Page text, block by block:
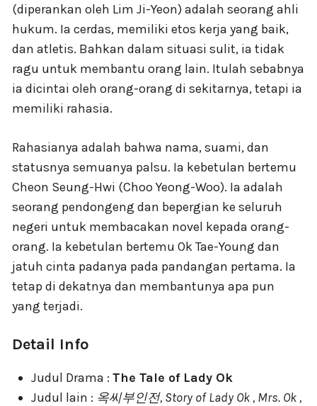
(diperankan oleh Lim Ji-Yeon) adalah seorang ahli
hukum. Ia cerdas, memiliki etos kerja yang baik,
dan atletis. Bahkan dalam situasi sulit, ia tidak
ragu untuk membantu orang lain. Itulah sebabnya
ia dicintai oleh orang-orang di sekitarnya, tetapi ia
memiliki rahasia.
Rahasianya adalah bahwa nama, suami, dan
statusnya semuanya palsu. Ia kebetulan bertemu
Cheon Seung-Hwi (Choo Yeong-Woo). Ia adalah
seorang pendongeng dan bepergian ke seluruh
negeri untuk membacakan novel kepada orang-
orang. Ia kebetulan bertemu Ok Tae-Young dan
jatuh cinta padanya pada pandangan pertama. Ia
tetap di dekatnya dan membantunya apa pun
yang terjadi.
Detail Info
Judul Drama : The Tale of Lady Ok
Judul lain : 옥씨부인전, Story of Lady Ok , Mrs. Ok ,